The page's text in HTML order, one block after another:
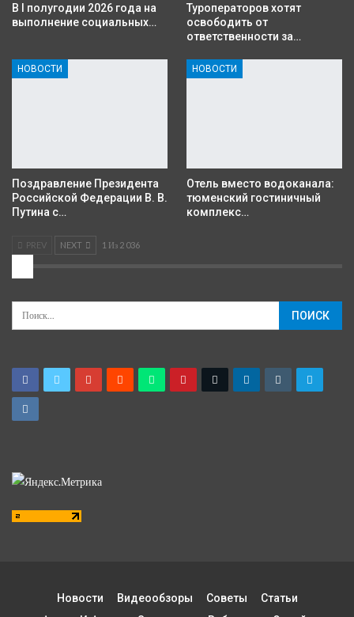
В I полугодии 2026 года на
выполнение социальных…
Туроператоров хотят
освободить от
ответственности за…
НОВОСТИ
Поздравление Президента
Российской Федерации В. В.
Путина с…
НОВОСТИ
Отель вместо водоканала:
тюменский гостиничный
комплекс…
PREV NEXT 1 Из 2 036
Новости Видеообзоры Советы
Статьи